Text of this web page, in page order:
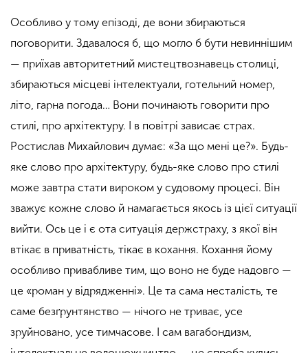
Особливо у тому епізоді, де вони збираються
поговорити. Здавалося б, що могло б бути невиннішим
— приїхав авторитетний мистецтвознавець столиці,
збираються місцеві інтелектуали, готельний номер,
літо, гарна погода… Вони починають говорити про
стилі, про архітектуру. І в повітрі зависає страх.
Ростислав Михайлович думає: «За що мені це?». Будь-
яке слово про архітектуру, будь-яке слово про стилі
може завтра стати вироком у судовому процесі. Він
зважує кожне слово й намагається якось із цієї ситуації
вийти. Ось це і є ота ситуація держстраху, з якої він
втікає в приватність, тікає в кохання. Кохання йому
особливо привабливе тим, що воно не буде надовго —
це «роман у відрядженні». Це та сама несталість, те
саме безґрунтянство — нічого не триває, усе
зруйновано, усе тимчасове. І сам вагабондизм,